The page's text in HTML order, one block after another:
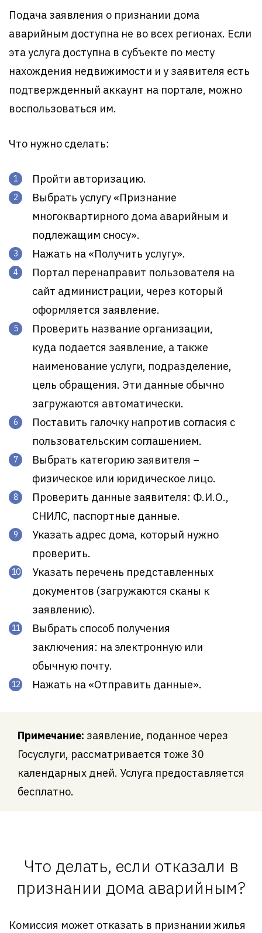
Подача заявления о признании дома
аварийным доступна не во всех регионах. Если
эта услуга доступна в субъекте по месту
нахождения недвижимости и у заявителя есть
подтвержденный аккаунт на портале, можно
воспользоваться им.
Что нужно сделать:
Пройти авторизацию.
Выбрать услугу «Признание
многоквартирного дома аварийным и
подлежащим сносу».
Нажать на «Получить услугу».
Портал перенаправит пользователя на
сайт администрации, через который
оформляется заявление.
Проверить название организации,
куда подается заявление, а также
наименование услуги, подразделение,
цель обращения. Эти данные обычно
загружаются автоматически.
Поставить галочку напротив согласия с
пользовательским соглашением.
Выбрать категорию заявителя –
физическое или юридическое лицо.
Проверить данные заявителя: Ф.И.О.,
СНИЛС, паспортные данные.
Указать адрес дома, который нужно
проверить.
Указать перечень представленных
документов (загружаются сканы к
заявлению).
Выбрать способ получения
заключения: на электронную или
обычную почту.
Нажать на «Отправить данные».
Примечание: заявление, поданное через
Госуслуги, рассматривается тоже 30
календарных дней. Услуга предоставляется
бесплатно.
Что делать, если отказали в
признании дома аварийным?
Комиссия может отказать в признании жилья